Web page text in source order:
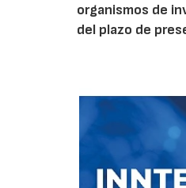
organismos de
del plazo de